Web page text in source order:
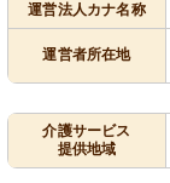
運営法人カナ名称
運営者所在地
介護サービス
提供地域